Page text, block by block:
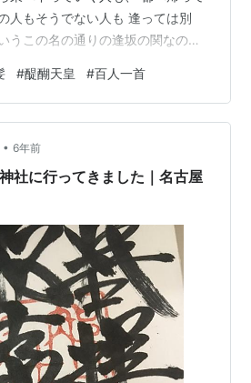
人もそうでない人も 逢っては別
うこの名の通りの逢坂の関なのだ
色、または醍醐天皇の皇子という
謡曲にもなっています。 謡曲。四
詳。 古名「逆髪(さかがみ)」。 延
四皇子 蝉丸の宮は幼少から盲目だ
(きよつら)に命じて逢坂山に捨てさ
#醍醐天皇 #百人一首
• 6年前
社に行ってきました｜名古屋